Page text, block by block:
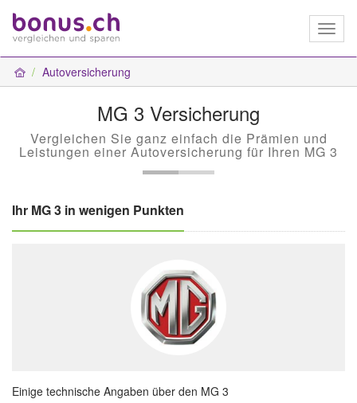
Autoversicherung
MG 3 Versicherung
Vergleichen Sie ganz einfach die Prämien und
Leistungen einer Autoversicherung für Ihren MG 3
Ihr MG 3 in wenigen Punkten
Einige technische Angaben über den MG 3